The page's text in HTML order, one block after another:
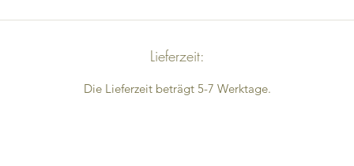
Lieferzeit:
Die Lieferzeit beträgt 5-7 Werktage.